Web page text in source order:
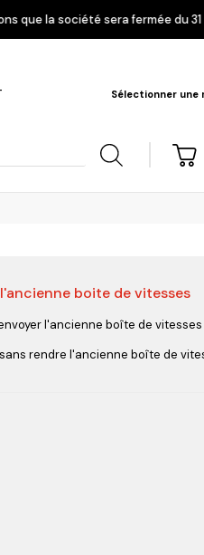
du 31 juillet mai au 17
Sélectionner une
Nissan Opel
boite de vitesses
l'ancienne boîte de vitesses
rendre l'ancienne boîte de